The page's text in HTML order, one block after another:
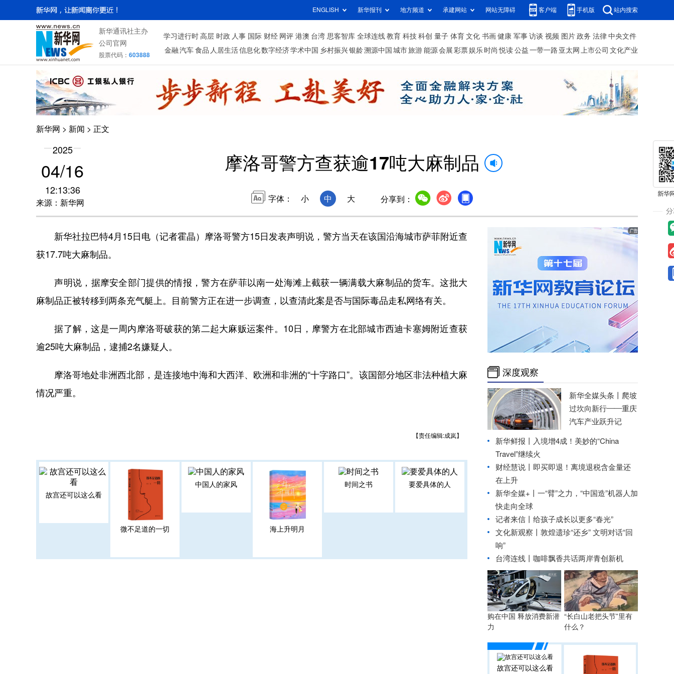
ENGLISH 新华报刊 地方频道 承建网站 网站无障碍 客户端 手机版 站内搜索
新华通讯社主办
公司官网
股票代码： 603888
学习进行时 高层 时政 人事 国际 财经 网评 港澳 台湾 思客智库 全球连线 教育 科技 科创 量子 体育 文化 书画 健康 军事 访谈 视频 图片 政务 法律 中央文件
金融 汽车 食品 人居生活信息化数字经济学术中国 乡村振兴银龄溯源中国 城市旅游 能源 会展 彩票娱乐 时尚 悦读 公益 一带一路 亚太网 上市公司 文化产业
新华网 > 新闻 > 正文
2025
04/16
12:13:36
来源：新华网
摩洛哥警方查获逾17吨大麻制品
字体： 小 中 大 分享到：
新华社拉巴特4月15日电（记者霍晶）摩洛哥警方15日发表声明说，警方当天在该国沿海城市萨菲附近查
获17.7吨大麻制品。
声明说，据摩安全部门提供的情报，警方在萨菲以南一处海滩上截获一辆满载大麻制品的货车。这批大
麻制品正被转移到两条充气艇上。目前警方正在进一步调查，以查清此案是否与国际毒品走私网络有关。
据了解，这是一周内摩洛哥破获的第二起大麻贩运案件。10日，摩警方在北部城市西迪卡塞姆附近查获
逾25吨大麻制品，逮捕2名嫌疑人。
摩洛哥地处非洲西北部，是连接地中海和大西洋、欧洲和非洲的“十字路口”。该国部分地区非法种植大麻
情况严重。
【责任编辑:成岚】
故宫还可以这么看
微不足道的一切
中国人的家风
海上升明月
时间之书 要爱具体的人
深度观察
新华全媒头条丨 爬坡
过坎向新行——重庆
汽车产业跃升记
新华鲜报丨入境增4成！美妙的“China
Travel”继续火
财经慧说丨即买即退！离境退税含金量还
在上升
新华全媒+丨 一“臂”之力，“中国造”机器人加
快走向全球
记者来信丨给孩子成长以更多“春光”
文化新观察丨敦煌遗珍“还乡” 文明对话“回
响”
台湾连线丨 咖啡飘香共话两岸青创新机
购在中国 释放消费新潜
力
“长白山老把头节”里有
什么？
故宫还可以这么看